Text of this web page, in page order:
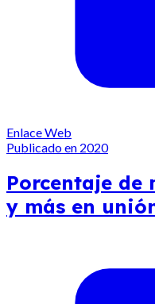
Enlace Web
Publicado en 2020
Porcentaje de
y más en